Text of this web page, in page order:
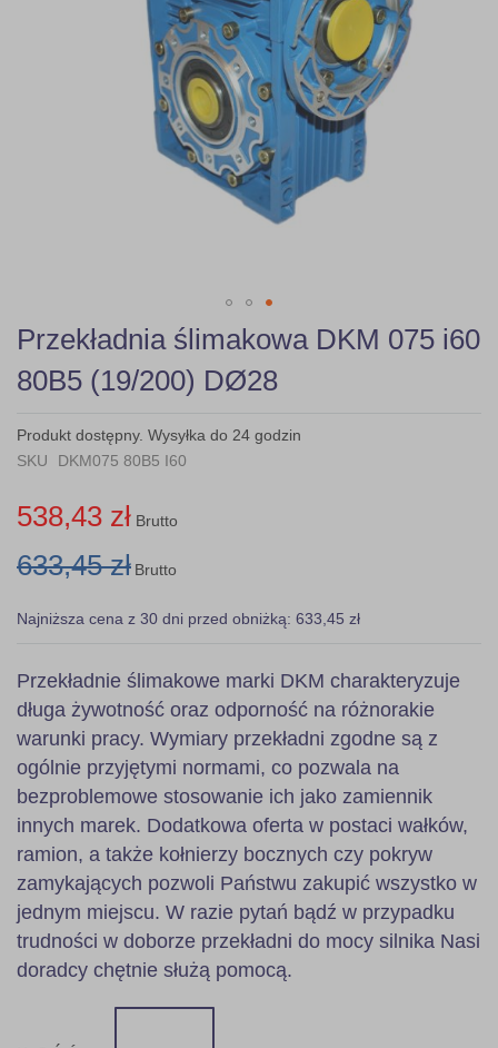
Skip
to
the
beginning
the
images
Przekładnia ślimakowa DKM 075 i60
80B5 (19/200) DØ28
Produkt dostępny. Wysyłka do 24 godzin
SKU
DKM075 80B5 I60
538,43 zł Brutto
633,45 zł Brutto
Najniższa cena z 30 dni przed obniżką: 633,45 zł
Przekładnie ślimakowe marki DKM charakteryzuje
długa żywotność oraz odporność na różnorakie
warunki pracy. Wymiary przekładni zgodne są z
ogólnie przyjętymi normami, co pozwala na
bezproblemowe stosowanie ich jako zamiennik
innych marek. Dodatkowa oferta w postaci wałków,
ramion, a także kołnierzy bocznych czy pokryw
zamykających pozwoli Państwu zakupić wszystko w
jednym miejscu. W razie pytań bądź w przypadku
trudności w doborze przekładni do mocy silnika Nasi
doradcy chętnie służą pomocą.